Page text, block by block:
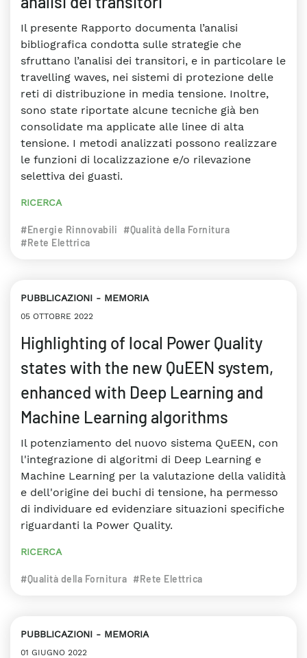
Il presente Rapporto documenta l’analisi
bibliografica condotta sulle strategie che
sfruttano l’analisi dei transitori, e in particolare le
travelling waves, nei sistemi di protezione delle
reti di distribuzione in media tensione. Inoltre,
sono state riportate alcune tecniche già ben
consolidate ma applicate alle linee di alta
tensione. I metodi analizzati possono realizzare
le funzioni di localizzazione e/o rilevazione
selettiva dei guasti.
RICERCA
#Energie Rinnovabili
#Qualità della Fornitura
#Rete Elettrica
PUBBLICAZIONI MEMORIA
05 OTTOBRE 2022
Highlighting of local Power Quality
states with the new QuEEN system,
enhanced with Deep Learning and
Machine Learning algorithms
Il potenziamento del nuovo sistema QuEEN, con
l'integrazione di algoritmi di Deep Learning e
Machine Learning per la valutazione della validità
e dell'origine dei buchi di tensione, ha permesso
di individuare ed evidenziare situazioni specifiche
riguardanti la Power Quality.
RICERCA
#Qualità della Fornitura #Rete Elettrica
PUBBLICAZIONI MEMORIA
01 GIUGNO 2022